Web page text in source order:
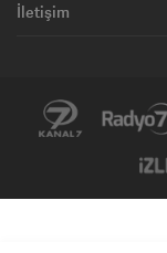
İletişim